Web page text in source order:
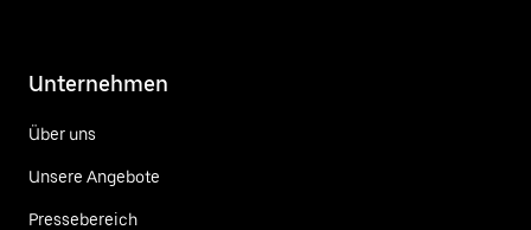
Unternehmen
Über uns
Unsere Angebote
Pressebereich